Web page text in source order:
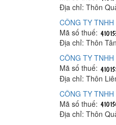
Địa chỉ: Thôn
CÔNG TY
Mã số thuế:
Địa chỉ: Thôn
CÔNG TY
Mã số thuế:
Địa chỉ: Thôn
CÔNG TY
Mã số thuế:
Địa chỉ: Thôn